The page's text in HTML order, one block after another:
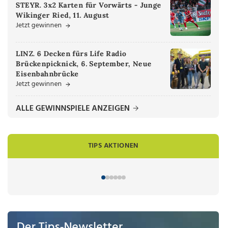
STEYR. 3x2 Karten für Vorwärts - Junge
Wikinger Ried, 11. August
Jetzt gewinnen
LINZ. 6 Decken fürs Life Radio
Brückenpicknick, 6. September, Neue
Eisenbahnbrücke
Jetzt gewinnen
ALLE GEWINNSPIELE ANZEIGEN
TIPS AKTIONEN